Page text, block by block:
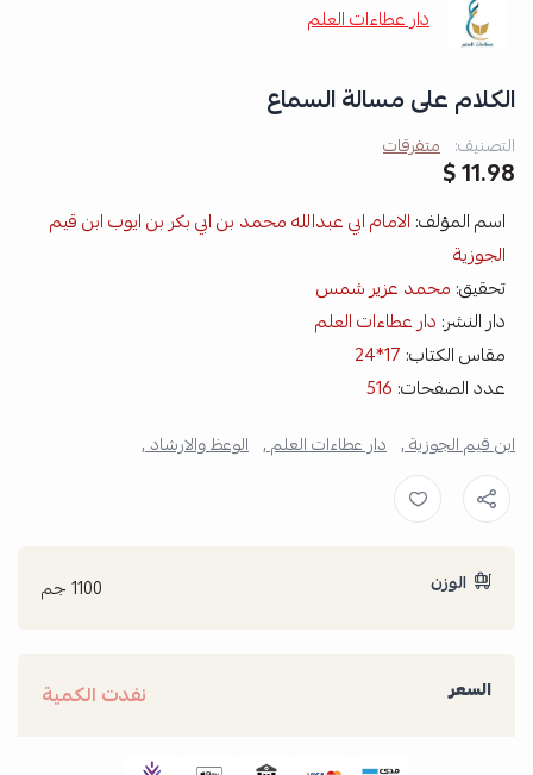
دار عطاءات العلم
الكلام على مسالة السماع
التصنيف: متفرقات
11.98 $
اسم المؤلف: الامام ابي عبدالله محمد بن ابي بكر بن ايوب ابن قيم
الجوزية
تحقيق: محمد عزير شمس
دار النشر: دار عطاءات العلم
مقاس الكتاب: 17*24
عدد الصفحات: 516
ابن قيم الجوزية , دار عطاءات العلم , الوعظ والارشاد ,
الوزن 1100 جم
السعر نفدت الكمية